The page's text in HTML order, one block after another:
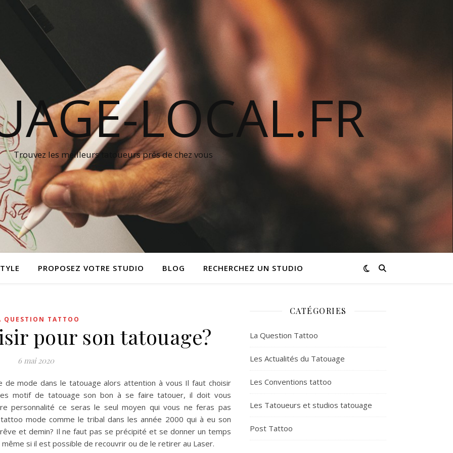
LOCAL.FR
Trouvez les meilleurs tatoueurs prés de chez vous
PROPOSEZ VOTRE STUDIO BLOG RECHERCHEZ UN STUDIO
QUESTION TATTOO
pour son tatouage?
6 mai 2020
de mode dans le tatouage alors attention à vous Il faut choisir
motif de tatouage son bon à se faire tatouer, il doit vous
personnalité ce seras le seul moyen qui vous ne feras pas
mode comme le tribal dans les année 2000 qui à eu son
rêve et demin? Il ne faut pas se précipité et se donner un temps
si il est possible de recouvrir ou de le retirer au Laser.
CATÉGORIES
La Question Tattoo
Les Actualités du Tatouage
Les Conventions tattoo
Les Tatoueurs et studios tatouage
Post Tattoo